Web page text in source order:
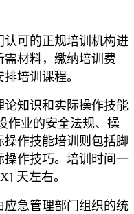
可的正规培训机构进
材料，缴纳培训费
培训课程。
知识和实际操作技能
作业的安全法规、操
作技能培训则包括脚
作技巧。培训时间一
天左右。
急管理部门组织的统